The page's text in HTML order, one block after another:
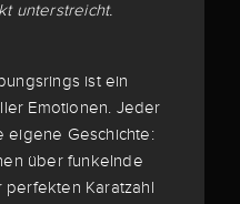
unterstreicht.
ist ein
Emotionen. Jeder
eigene Geschichte:
über funkelnde
perfekten Karatzahl